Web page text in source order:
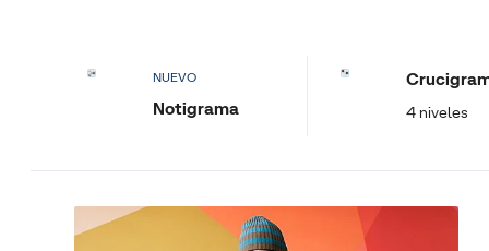
NUEVO
Notigrama 4 niveles